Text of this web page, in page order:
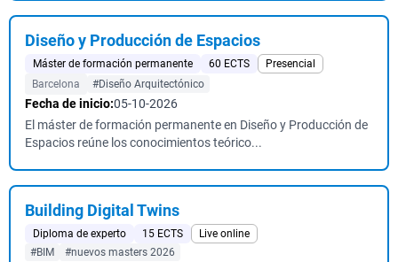
Diseño y Producción de Espacios
Máster de formación permanente 60 ECTS
Presencial
Barcelona
#Diseño Arquitectónico
Fecha de inicio:05-10-2026
El máster de formación permanente en Diseño y Producción de
Espacios reúne los conocimientos teórico...
Building Digital Twins
Diploma de experto 15 ECTS
Live online
#BIM
#nuevos masters 2026